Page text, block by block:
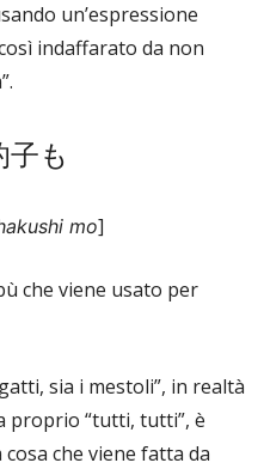
un’espressione
indaffarato da non
子も
mo]
che viene usato per
sia i mestoli”, in realtà
proprio “tutti, tutti”, è
che viene fatta da